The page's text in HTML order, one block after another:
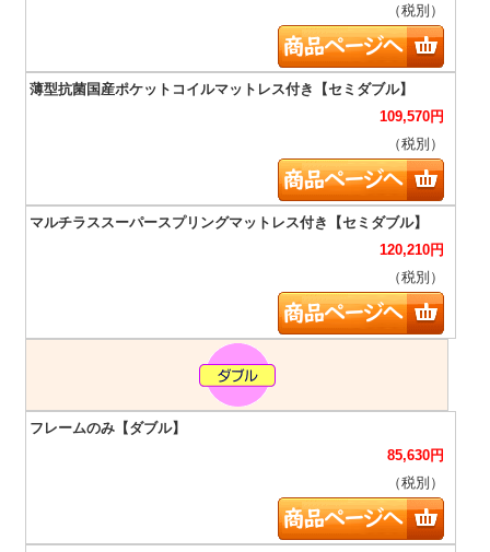
（税別）
109,570円
（税別）
120,210円
（税別）
85,630円
（税別）